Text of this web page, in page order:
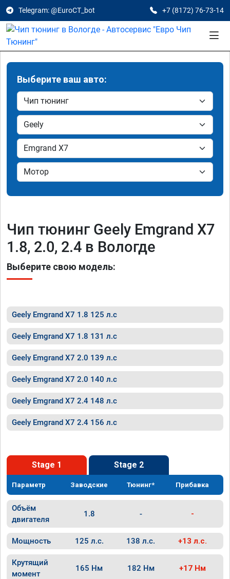
Telegram: @EuroCT_bot +7 (8172) 76-73-14
Выберите ваш авто:
Чип тюнинг Geely Emgrand X7
1.8, 2.0, 2.4 в Вологде
Выберите свою модель:
Geely Emgrand X7 1.8 125 л.с
Geely Emgrand X7 1.8 131 л.с
Geely Emgrand X7 2.0 139 л.с
Geely Emgrand X7 2.0 140 л.с
Geely Emgrand X7 2.4 148 л.с
Geely Emgrand X7 2.4 156 л.с
Stage 1 Stage 2
Параметр Заводские Тюнинг* Прибавка
Объём
двигателя
1.8 - -
Мощность 125 л.с. 138 л.с. +13 л.с.
Крутящий
момент
165 Нм 182 Нм +17 Нм